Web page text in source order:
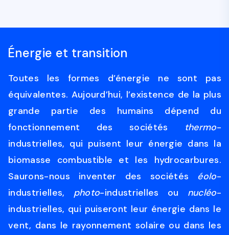
Énergie et transition
Toutes les formes d’énergie ne sont pas
équivalentes. Aujourd’hui, l’existence de la plus
grande partie des humains dépend du
fonctionnement des sociétés thermo-
industrielles, qui puisent leur énergie dans la
biomasse combustible et les hydrocarbures.
Saurons-nous inventer des sociétés éolo-
industrielles, photo-industrielles ou nucléo-
industrielles, qui puiseront leur énergie dans le
vent, dans le rayonnement solaire ou dans les